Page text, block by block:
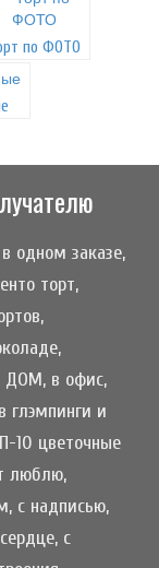
по ФОТО
одном заказе,
торт,
ДОМ, в офис,
глэмпинги и
10 цветочные
люблю,
с надписью,
с